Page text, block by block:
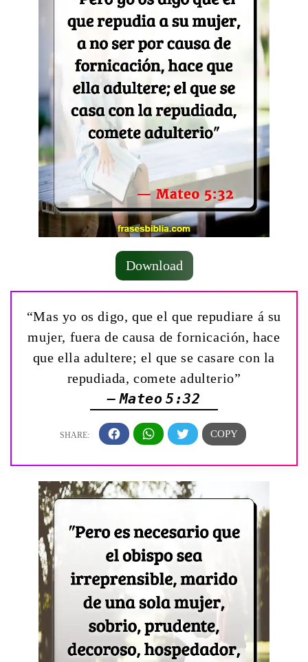
Download
“Mas yo os digo, que el que repudiare á su
mujer, fuera de causa de fornicación, hace
que ella adultere; el que se casare con la
repudiada, comete adulterio”
— Mateo 5:32